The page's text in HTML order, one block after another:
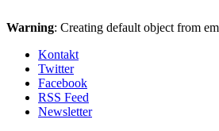
Warning: Creating default object from
Kontakt
Twitter
Facebook
RSS Feed
Newsletter